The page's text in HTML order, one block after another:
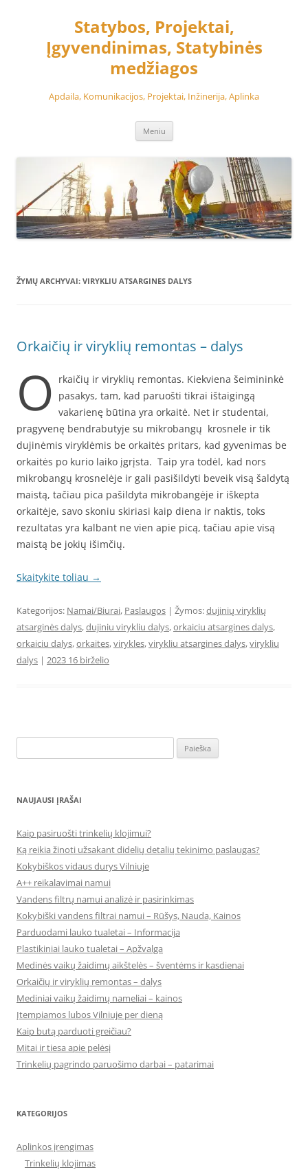
Statybos, Projektai,
Įgyvendinimas, Statybinės
medžiagos
Apdaila, Komunikacijos, Projektai, Inžinerija, Aplinka
Meniu
ŽYMŲ ARCHYVAI: VIRYKLIU ATSARGINES DALYS
Orkaičių ir viryklių remontas – dalys
O rkaičių ir viryklių remontas. Kiekviena šeimininkė
pasakys, tam, kad paruošti tikrai ištaigingą
vakarienę būtina yra orkaitė. Net ir studentai,
pragyvenę bendrabutyje su mikrobangų krosnele ir tik
dujinėmis viryklėmis be orkaitės pritars, kad gyvenimas be
orkaitės po kurio laiko įgrįsta. Taip yra todėl, kad nors
mikrobangų krosnelėje ir gali pasišildyti beveik visą šaldytą
maistą, tačiau pica pašildyta mikrobangėje ir iškepta
orkaitėje, savo skoniu skiriasi kaip diena ir naktis, toks
rezultatas yra kalbant ne vien apie picą, tačiau apie visą
maistą be jokių išimčių.
Skaitykite toliau →
Kategorijos: Namai/Biurai, Paslaugos | Žymos:dujinių viryklių
atsarginės dalys,dujiniu virykliu dalys,orkaiciu atsargines dalys,
orkaiciu dalys,orkaites,virykles,virykliu atsargines dalys,virykliu
dalys | 2023 16 birželio
NAUJAUSI ĮRAŠAI
Kaip pasiruošti trinkelių klojimui?
Ką reikia žinoti užsakant didelių detalių tekinimo paslaugas?
Kokybiškos vidaus durys Vilniuje
A++ reikalavimai namui
Vandens filtrų namui analizė ir pasirinkimas
Kokybiški vandens filtrai namui – Rūšys, Nauda, Kainos
Parduodami lauko tualetai – Informacija
Plastikiniai lauko tualetai – Apžvalga
Medinės vaikų žaidimų aikštelės – šventėms ir kasdienai
Orkaičių ir viryklių remontas – dalys
Mediniai vaikų žaidimų nameliai – kainos
Įtempiamos lubos Vilniuje per dieną
Kaip butą parduoti greičiau?
Mitai ir tiesa apie pelėsį
Trinkelių pagrindo paruošimo darbai – patarimai
KATEGORIJOS
Aplinkos įrengimas
Trinkelių klojimas